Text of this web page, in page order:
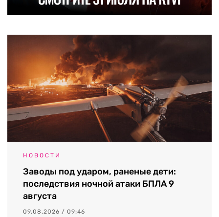
НОВОСТИ
Заводы под ударом, раненые дети:
последствия ночной атаки БПЛА 9
августа
09.08.2026 / 09:46